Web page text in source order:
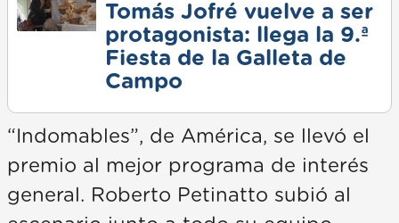
Tomás Jofré vuelve a ser
protagonista: llega la 9.ª
Fiesta de la Galleta de
Campo
“Indomables”, de América, se llevó el
premio al mejor programa de interés
general. Roberto Petinatto subió al